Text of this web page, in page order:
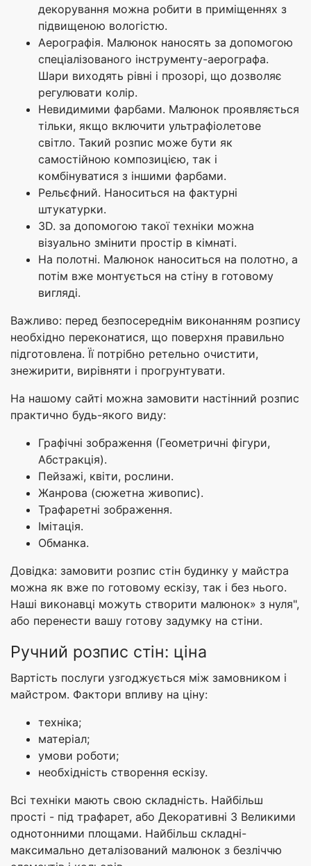
декорування можна робити в приміщеннях з
підвищеною вологістю.
Аерографія. Малюнок наносять за допомогою
спеціалізованого інструменту-аерографа.
Шари виходять рівні і прозорі, що дозволяє
регулювати колір.
Невидимими фарбами. Малюнок проявляється
тільки, якщо включити ультрафіолетове
світло. Такий розпис може бути як
самостійною композицією, так і
комбінуватися з іншими фарбами.
Рельєфний. Наноситься на фактурні
штукатурки.
3D. за допомогою такої техніки можна
візуально змінити простір в кімнаті.
На полотні. Малюнок наноситься на полотно, а
потім вже монтується на стіну в готовому
вигляді.
Важливо: перед безпосереднім виконанням розпису
необхідно переконатися, що поверхня правильно
підготовлена. Її потрібно ретельно очистити,
знежирити, вирівняти і прогрунтувати.
На нашому сайті можна замовити настінний розпис
практично будь-якого виду:
Графічні зображення (Геометричні фігури,
Абстракція).
Пейзажі, квіти, рослини.
Жанрова (сюжетна живопис).
Трафаретні зображення.
Імітація.
Обманка.
Довідка: замовити розпис стін будинку у майстра
можна як вже по готовому ескізу, так і без нього.
Наші виконавці можуть створити малюнок» з нуля",
або перенести вашу готову задумку на стіни.
Ручний розпис стін: ціна
Вартість послуги узгоджується між замовником і
майстром. Фактори впливу на ціну:
техніка;
матеріал;
умови роботи;
необхідність створення ескізу.
Всі техніки мають свою складність. Найбільш
прості - під трафарет, або Декоративні З Великими
однотонними площами. Найбільш складні-
максимально деталізований малюнок з безліччю